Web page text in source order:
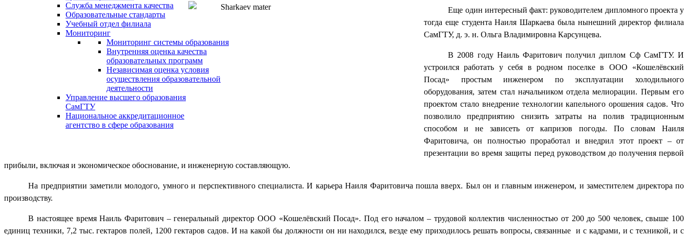
Служба менеджмента качества
Образовательные стандарты
Учебный отдел филиала
Мониторинг
Мониторинг системы образования
Внутренняя оценка качества
образовательных программ
Независимая оценка условия
осуществления образовательной
деятельности
Управление высшего образования
СамГТУ
Национальное аккредитационное
агентство в сфере образования
Еще один интересный факт: руководителем дипломного проекта у
тогда еще студента Наиля Шаркаева была нынешний директор филиала
СамГТУ, д. э. н. Ольга Владимировна Карсунцева.
В 2008 году Наиль Фаритович получил диплом Сф СамГТУ. И
устроился работать у себя в родном поселке в ООО «Кошелёвский
Посад» простым инженером по эксплуатации холодильного
оборудования, затем стал начальником отдела мелиорации. Первым его
проектом стало внедрение технологии капельного орошения садов. Что
позволило предприятию снизить затраты на полив традиционным
способом и не зависеть от капризов погоды. По словам Наиля
Фаритовича, он полностью проработал и внедрил этот проект – от
презентации во время защиты перед руководством до получения первой
прибыли, включая и экономическое обоснование, и инженерную составляющую.
На предприятии заметили молодого, умного и перспективного специалиста. И карьера Наиля Фаритовича пошла вверх. Был он и главным инженером, и заместителем директора по
производству.
В настоящее время Наиль Фаритович – генеральный директор ООО «Кошелёвский Посад». Под его началом – трудовой коллектив численностью от 200 до 500 человек, свыше 100
единиц техники, 7,2 тыс. гектаров полей, 1200 гектаров садов. И на какой бы должности он ни находился, везде ему приходилось решать вопросы, связанные и с кадрами, и с техникой, и с